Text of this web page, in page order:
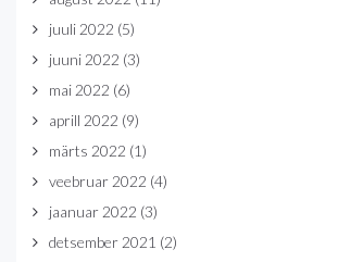
juuli 2022 (5)
juuni 2022 (3)
mai 2022 (6)
aprill 2022 (9)
märts 2022 (1)
veebruar 2022 (4)
jaanuar 2022 (3)
detsember 2021 (2)